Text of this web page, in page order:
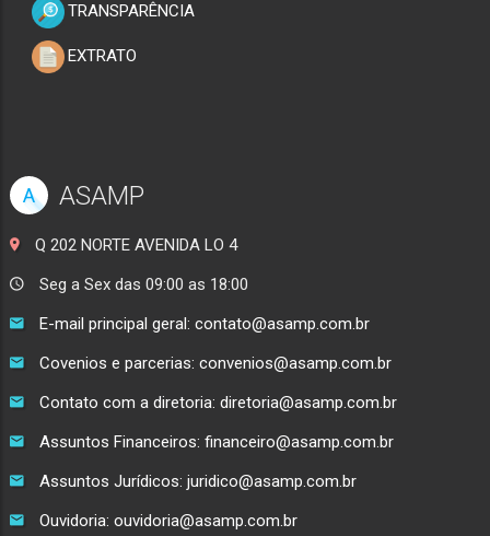
TRANSPARÊNCIA
EXTRATO
A ASAMP
Q 202 NORTE AVENIDA LO 4
Seg a Sex das 09:00 as 18:00
E-mail principal geral: contato@asamp.com.br
Covenios e parcerias: convenios@asamp.com.br
Contato com a diretoria: diretoria@asamp.com.br
Assuntos Financeiros: financeiro@asamp.com.br
Assuntos Jurídicos: juridico@asamp.com.br
Ouvidoria: ouvidoria@asamp.com.br